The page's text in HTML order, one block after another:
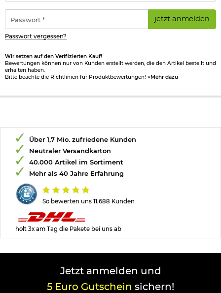
Adresse
*
jetzt anmelden
Passwort vergessen?
Wir setzen auf den Verifizierten Kauf!
Bewertungen können nur von Kunden erstellt werden, die den Artikel bestellt und
erhalten haben.
Bitte beachte die Richtlinien für Produktbewertungen! »Mehr dazu
So bewerten uns 11.688 Kunden
Über 1,7 Mio. zufriedene Kunden
Neutraler Versandkarton
40.000 Artikel im Sortiment
Mehr als 40 Jahre Erfahrung
holt 3x am Tag die Pakete bei uns ab
Jetzt anmelden und
5 Euro Gutschein sichern!